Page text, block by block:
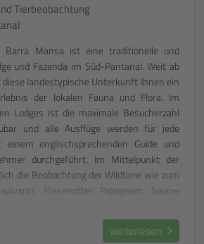
Tierbeobachtung
Barra Mansa ist eine traditionelle und
und Fazenda im Süd-Pantanal. Weit ab
landestypische Unterkunft Ihnen ein
der lokalen Fauna und Flora. Im
Lodges ist die maximale Besucherzahl
und alle Ausflüge werden für jede
einem englischsprechenden Guide und
durchgeführt. Im Mittelpunkt der
die Beobachtung der Wildtiere wie zum
Riesenotter, Papageien, Tukane
weiterlesen